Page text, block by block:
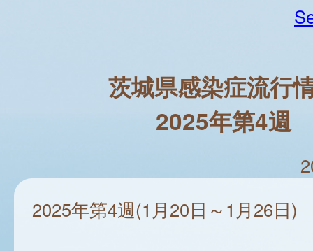
茨城県感染症流行
2025年第4週
2025年第4週(1月20日～1月26日)